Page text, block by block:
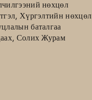
нөхцөл
Хүргэлтийн нөхцөл
баталгаа
Солих Журам